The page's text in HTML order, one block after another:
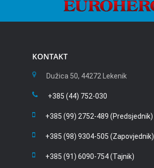
KONTAKT
Dužica 50, 44272 Lekenik
+385 (44) 752-030
+385 (99) 2752-489 (Predsjednik)
+385 (98) 9304-505 (Zapovjednik)
+385 (91) 6090-754 (Tajnik)